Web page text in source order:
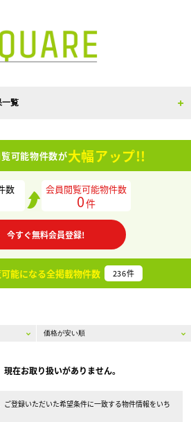
一覧
可能物件数が大幅アップ!!
数 会員閲覧可能物件数
0件
今すぐ無料会員登録!
能になる全掲載物件数 236件
在お取り扱いがありません。
登録いただいた希望条件に一致する物件情報をいち